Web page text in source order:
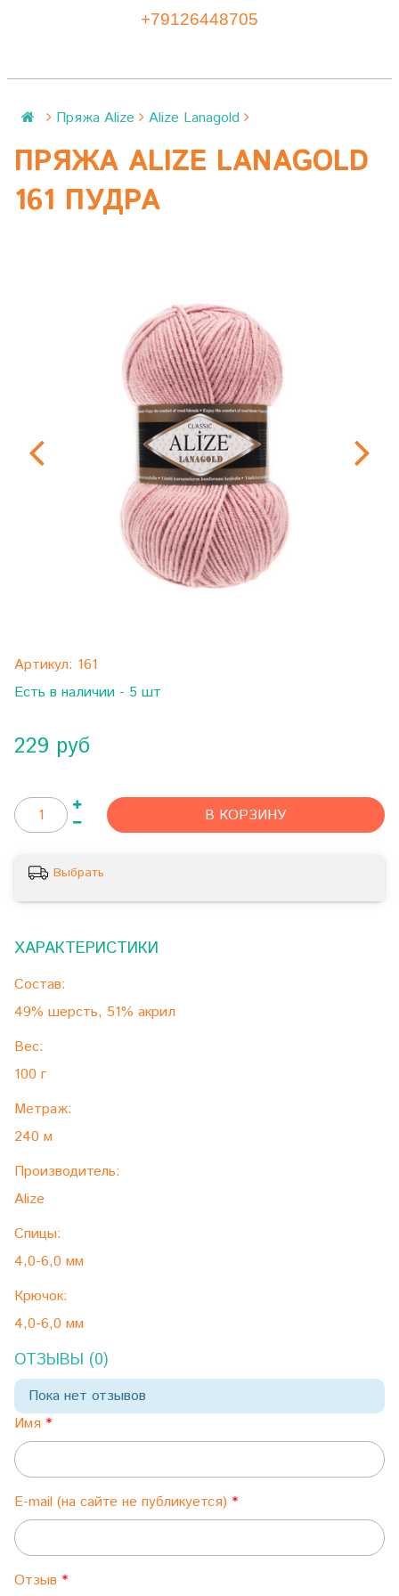
+79126448705
Пряжа Alize Alize Lanagold
ПРЯЖА ALIZE LANAGOLD
161 ПУДРА
Артикул: 161
Есть в наличии - 5 шт
229 руб
В КОРЗИНУ
Выбрать
ХАРАКТЕРИСТИКИ
Состав:
49% шерсть, 51% акрил
Вес:
100 г
Метраж:
240 м
Производитель:
Alize
Спицы:
4,0-6,0 мм
Крючок:
4,0-6,0 мм
ОТЗЫВЫ (0)
Пока нет отзывов
Имя
E-mail (на сайте не публикуется)
Отзыв